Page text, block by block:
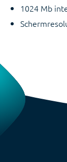
1024 Mb